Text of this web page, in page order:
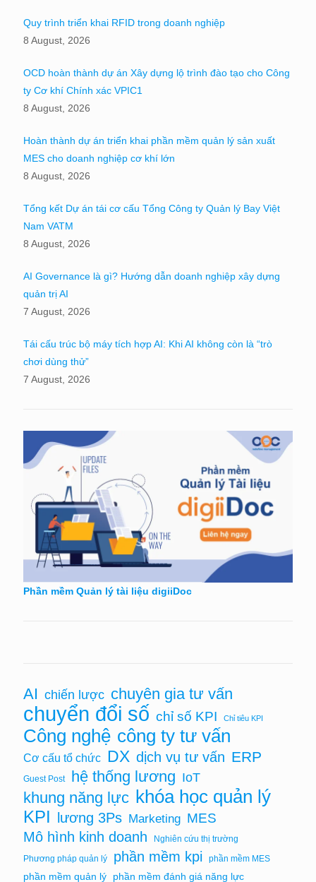
Quy trình triển khai RFID trong doanh nghiệp
8 August, 2026
OCD hoàn thành dự án Xây dựng lộ trình đào tạo cho Công
ty Cơ khí Chính xác VPIC1
8 August, 2026
Hoàn thành dự án triển khai phần mềm quản lý sản xuất
MES cho doanh nghiệp cơ khí lớn
8 August, 2026
Tổng kết Dự án tái cơ cấu Tổng Công ty Quản lý Bay Việt
Nam VATM
8 August, 2026
AI Governance là gì? Hướng dẫn doanh nghiệp xây dựng
quản trị AI
7 August, 2026
Tái cấu trúc bộ máy tích hợp AI: Khi AI không còn là “trò
chơi dùng thử”
7 August, 2026
Phần mềm Quản lý tài liệu digiiDoc
AI chiến lược chuyên gia tư vấn
chuyển đổi số chỉ số KPI Chỉ tiêu KPI
Công nghệ công ty tư vấn
Cơ cấu tổ chức DX dịch vụ tư vấn ERP
Guest Post hệ thống lương IoT
khung năng lực khóa học quản lý
KPI lương 3Ps Marketing MES
Mô hình kinh doanh
Nghiên cứu thị trường
Phương pháp quản lý
phần mềm kpi phần mềm MES
phần mềm quản lý phần mềm đánh giá năng lực